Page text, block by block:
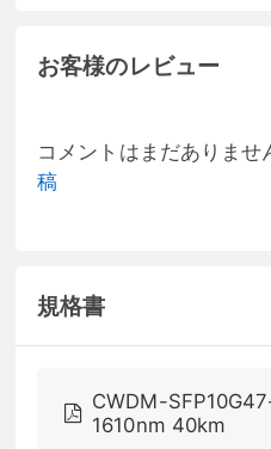
お客様のレビュー
コメントはまだありませ
稿
規格書
CWDM-
1610nm 40km